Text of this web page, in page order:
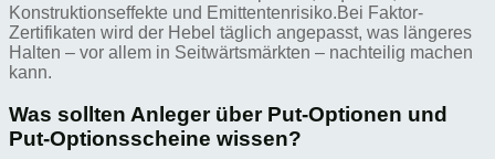
Konstruktionseffekte und Emittentenrisiko.Bei Faktor-
Zertifikaten wird der Hebel täglich angepasst, was längeres
Halten – vor allem in Seitwärtsmärkten – nachteilig machen
kann.
Was sollten Anleger über Put-Optionen und
Put-Optionsscheine wissen?